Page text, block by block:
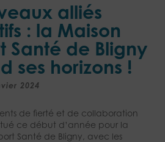
alliés
: la Maison
Santé de Bligny
ses horizons !
2024
de fierté et de collaboration
ce début d’année pour la
Santé de Bligny, avec les